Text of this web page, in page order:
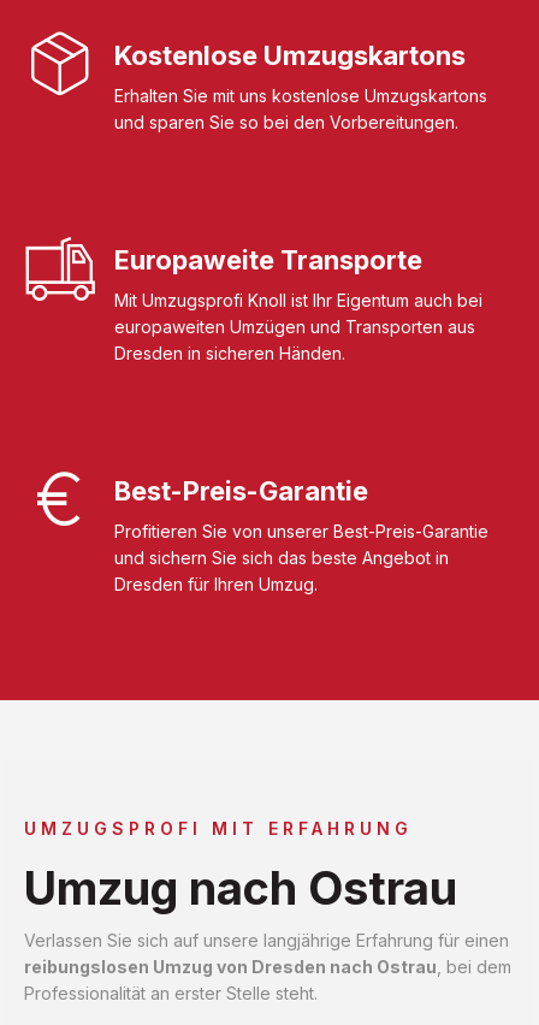
Kostenlose Umzugskartons
Erhalten Sie mit uns kostenlose Umzugskartons
und sparen Sie so bei den Vorbereitungen.
Europaweite Transporte
Mit Umzugsprofi Knoll ist Ihr Eigentum auch bei
europaweiten Umzügen und Transporten aus
Dresden in sicheren Händen.
Best-Preis-Garantie
Profitieren Sie von unserer Best-Preis-Garantie
und sichern Sie sich das beste Angebot in
Dresden für Ihren Umzug.
UMZUGSPROFI MIT ERFAHRUNG
Umzug nach Ostrau
Verlassen Sie sich auf unsere langjährige Erfahrung für einen
reibungslosen Umzug von Dresden nach Ostrau , bei dem
Professionalität an erster Stelle steht.